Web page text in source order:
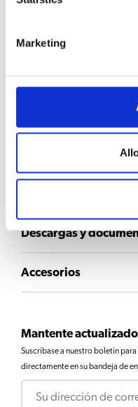
Marketing
Sistema de
Café con una
vigilan la calidad
Café
Descargas y
Accesorios
Mantente actualizado
Suscríbase a nuestro boletín
directamente en su bandeja de
Correo electrónico